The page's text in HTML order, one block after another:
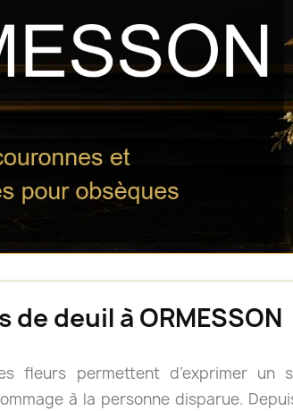
deuil à ORMESSON
fleurs permettent d’exprimer
à la personne disparue.